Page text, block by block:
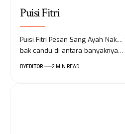
Puisi Fitri
Puisi Fitri Pesan Sang Ayah
bak candu di antara banyaknya…
BYEDITOR 2 MIN READ